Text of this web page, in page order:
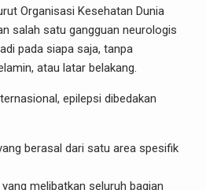
Organisasi Kesehatan Dunia
salah satu gangguan neurologis
pada siapa saja, tanpa
atau latar belakang.
epilepsi dibedakan
berasal dari satu area spesifik
yang melibatkan seluruh bagian